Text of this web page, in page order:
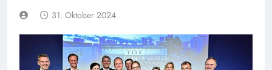
31. Oktober 2024